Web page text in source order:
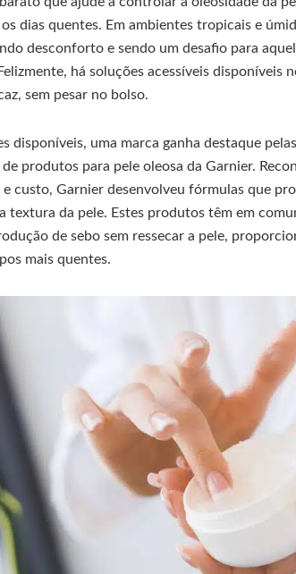
dias quentes. Em ambientes tropicais e
desconforto e sendo um desafio para
há soluções acessíveis disponíveis
sem pesar no bolso.
disponíveis, uma marca ganha destaque
produtos para pele oleosa da Garnier.
custo, Garnier desenvolveu fórmulas que
textura da pele. Estes produtos têm em
de sebo sem ressecar a pele,
mais quentes.